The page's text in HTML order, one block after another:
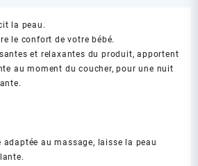
la peau.
le confort de votre bébé.
et relaxantes du produit, apportent
au moment du coucher, pour une nuit
adaptée au massage, laisse la peau